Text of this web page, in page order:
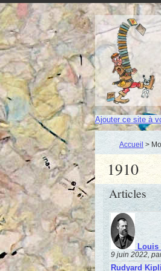
Ajouter ce site à
Accueil >
1910
Articles
Louis
9 juin 2022,
Rudyard